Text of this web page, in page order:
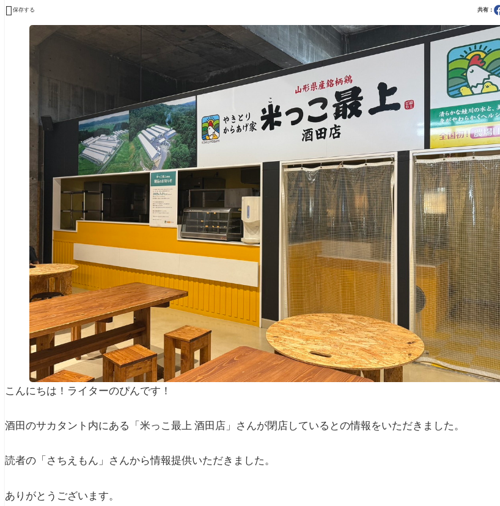
 保存する 共有：
こんにちは！ライターのぴんです！
酒田のサカタント内にある「米っこ最上 酒田店」さんが閉店しているとの情報をいただきました。
読者の「さちえもん」さんから情報提供いただきました。
ありがとうございます。